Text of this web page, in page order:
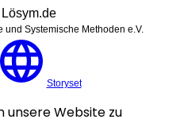
Systemische Methoden e.V.
Storyset
unsere Website zu